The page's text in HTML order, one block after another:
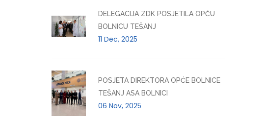
DELEGACIJA ZDK POSJETILA OPĆU
BOLNICU TEŠANJ
11 Dec, 2025
POSJETA DIREKTORA OPĆE BOLNICE
TEŠANJ ASA BOLNICI
06 Nov, 2025